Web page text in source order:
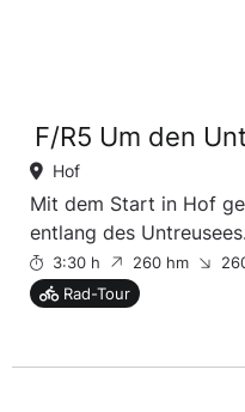
F/R5 Um den
Hof
Mit dem Start in Hof
entlang des Untreusees.
3:30 h 260 hm
Rad-Tour